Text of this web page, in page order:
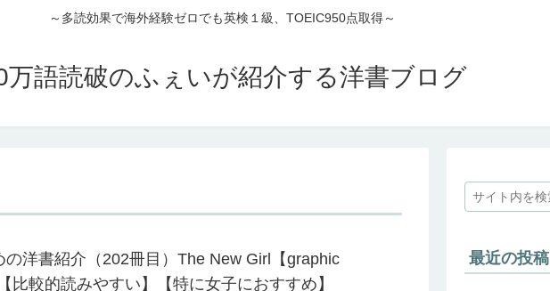
～多読効果で海外経験ゼロでも英検１級、TOEIC950点取得～
万語読破のふぇいが紹介する洋書ブログ
の洋書紹介（202冊目）The New Girl【graphic
比較的読みやすい】【特に女子におすすめ】
最近の投稿